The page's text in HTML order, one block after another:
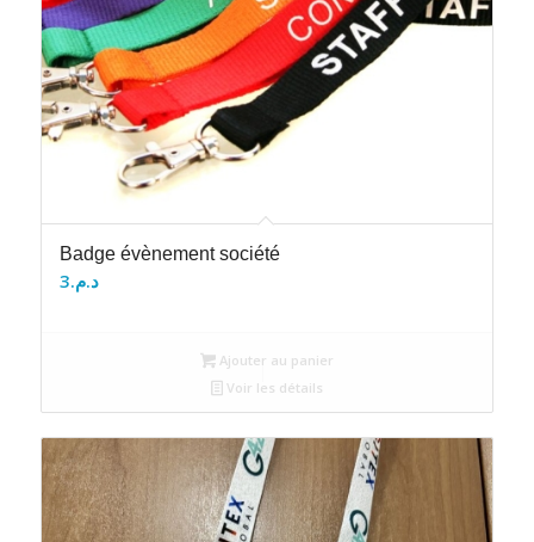
Badge évènement société
د.م.3
Ajouter au panier
Voir les détails